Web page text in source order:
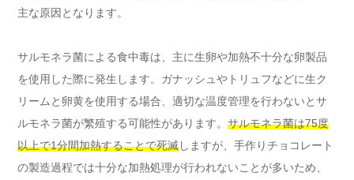
主な原因となります。
サルモネラ菌による食中毒は、主に生卵や加熱不十分な卵製品
を使用した際に発生します。ガナッシュやトリュフなどに生ク
リームと卵黄を使用する場合、適切な温度管理を行わないとサ
ルモネラ菌が繁殖する可能性があります。 サルモネラ菌は75度
以上で1分間加熱することで死滅しますが、手作りチョコレート
の製造過程では十分な加熱処理が行われないことが多いため、